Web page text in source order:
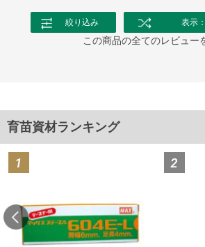
絞り込み 表示
この商品の全てのレビュー
育苗資材ランキング